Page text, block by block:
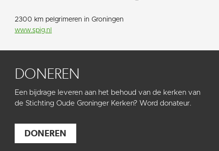
2300 km pelgrimeren in Groningen
www.spig.nl
DONEREN
Een bijdrage leveren aan het behoud van de kerken van
de Stichting Oude Groninger Kerken? Word donateur.
DONEREN